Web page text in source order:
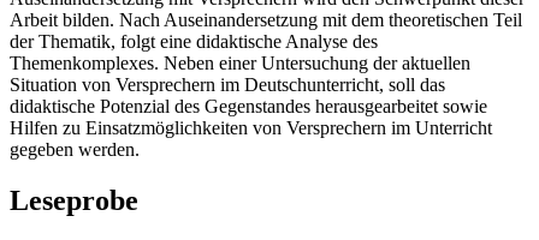
Arbeit bilden. Nach Auseinandersetzung mit dem theoretischen Teil
der Thematik, folgt eine didaktische Analyse des
Themenkomplexes. Neben einer Untersuchung der aktuellen
Situation von Versprechern im Deutschunterricht, soll das
didaktische Potenzial des Gegenstandes herausgearbeitet sowie
Hilfen zu Einsatzmöglichkeiten von Versprechern im Unterricht
gegeben werden.
Leseprobe